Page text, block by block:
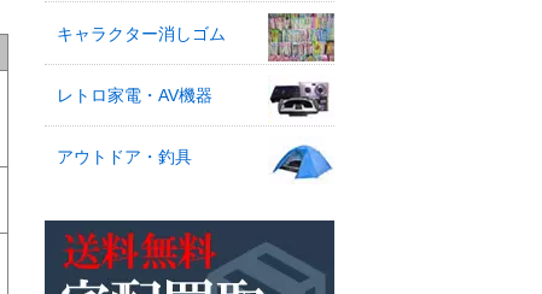
キャラクター消しゴム
レトロ家電・AV機器
アウトドア・釣具